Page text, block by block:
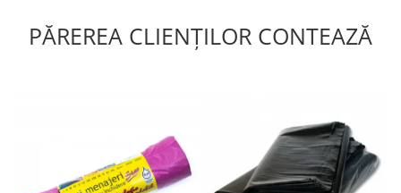
PĂREREA CLIENȚILOR CONTEAZĂ